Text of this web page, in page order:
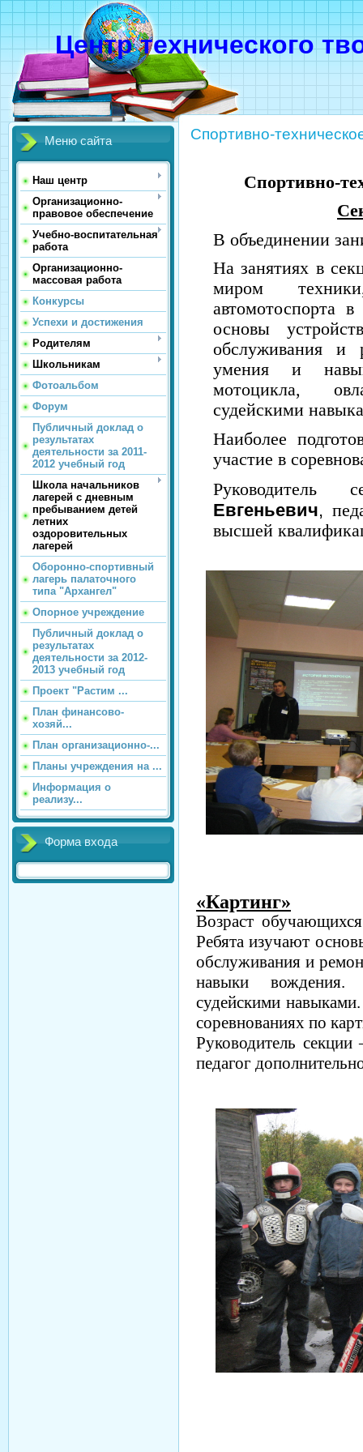
Центр технического
Меню сайта
Наш центр
Организационно-
правовое обеспечение
Учебно-воспитательная
работа
Организационно-
массовая работа
Конкурсы
Успехи и достижения
Родителям
Школьникам
Фотоальбом
Форум
Публичный доклад о
результатах
деятельности за 2011-
2012 учебный год
Школа начальников
лагерей с дневным
пребыванием детей
летних
оздоровительных
лагерей
Оборонно-спортивный
лагерь палаточного
типа "Архангел"
Опорное учреждение
Публичный доклад о
результатах
деятельности за 2012-
2013 учебный год
Проект "Растим ...
План финансово-
хозяй...
План организационно-...
Планы учреждения на ...
Информация о
реализу...
Форма входа
Спортивно-
Спортивно-
В объединении
На занятиях в
миром
автомотоспорта
основы
обслуживания и
умения и
мотоцикла,
судейскими
Наиболее
участие в
Евгеньевич,
высшей
«Картинг»
Возраст обучающихся
Ребята изучают
обслуживания и
навыки вождения.
судейскими
соревнованиях по
Руководитель
педагог